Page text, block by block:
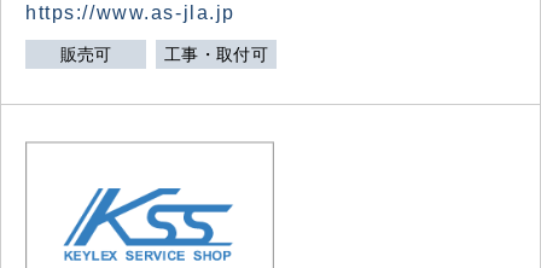
https://www.as-jla.jp
販売可 工事・取付可